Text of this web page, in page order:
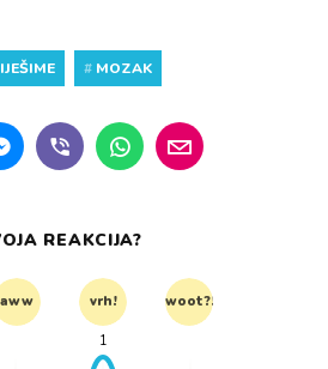
# MOZAK
REAKCIJA?
aww vrh! woot?!
1